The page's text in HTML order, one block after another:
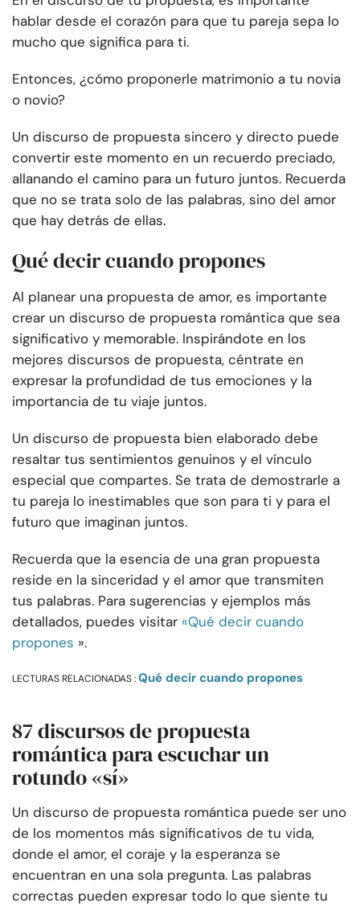
hablar desde el corazón para que tu pareja sepa lo
mucho que significa para ti.
Entonces, ¿cómo proponerle matrimonio a tu novia
o novio?
Un discurso de propuesta sincero y directo puede
convertir este momento en un recuerdo preciado,
allanando el camino para un futuro juntos. Recuerda
que no se trata solo de las palabras, sino del amor
que hay detrás de ellas.
Qué decir cuando propones
Al planear una propuesta de amor, es importante
crear un discurso de propuesta romántica que sea
significativo y memorable. Inspirándote en los
mejores discursos de propuesta, céntrate en
expresar la profundidad de tus emociones y la
importancia de tu viaje juntos.
Un discurso de propuesta bien elaborado debe
resaltar tus sentimientos genuinos y el vínculo
especial que compartes. Se trata de demostrarle a
tu pareja lo inestimables que son para ti y para el
futuro que imaginan juntos.
Recuerda que la esencia de una gran propuesta
reside en la sinceridad y el amor que transmiten
tus palabras. Para sugerencias y ejemplos más
detallados, puedes visitar «Qué decir cuando
propones ».
LECTURAS RELACIONADAS :Qué decir cuando propones
87 discursos de propuesta
romántica para escuchar un
rotundo «sí»
Un discurso de propuesta romántica puede ser uno
de los momentos más significativos de tu vida,
donde el amor, el coraje y la esperanza se
encuentran en una sola pregunta. Las palabras
correctas pueden expresar todo lo que siente tu